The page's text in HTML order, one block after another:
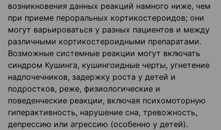
возникновения данных реакций намного ниже, чем
при приеме пероральных кортикостероидов; они
могут варьироваться у разных пациентов и между
различными кортикостероидными препаратами.
Возможные системные реакции могут включать
синдром Кушинга, кушингоидные черты, угнетение
надпочечников, задержку роста у детей и
подростков, реже, физиологические и
поведенческие реакции, включая психомоторную
гиперактивность, нарушение сна, тревожность,
депрессию или агрессию (особенно у детей).